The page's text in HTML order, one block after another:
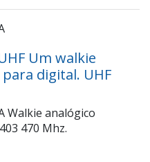
Um walkie
digital. UHF
Walkie analógico
470 Mhz.